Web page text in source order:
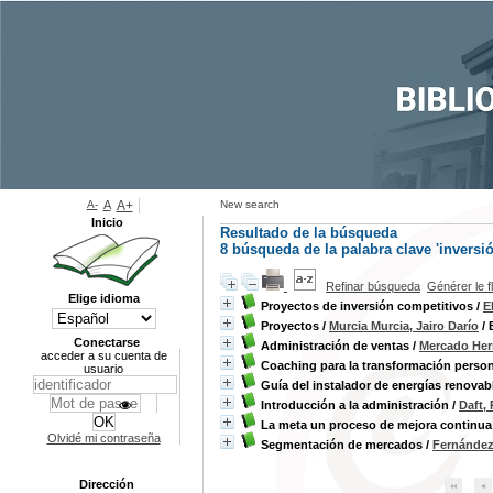
New search
Resultado de la búsqueda
8 búsqueda de la palabra clave
Refinar búsqueda Générer le
Proyectos de inversión competitivos /
Proyectos / Murcia Murcia, Jairo Darío /
Administración de ventas / Mercado
Coaching para la transformación
Guía del instalador de energías
Introducción a la administración / Daft,
La meta un proceso de mejora continua
Segmentación de mercados /
A- A A+
Inicio
Elige idioma
Conectarse
acceder a su cuenta de
usuario
Olvidé mi contraseña
Dirección